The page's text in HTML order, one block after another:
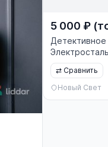
5 000 ₽
Детективное
⇄ Сравнить
Новый Свет